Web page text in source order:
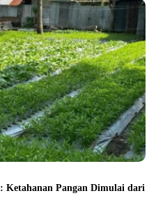
Ketahanan Pangan Dimulai dari